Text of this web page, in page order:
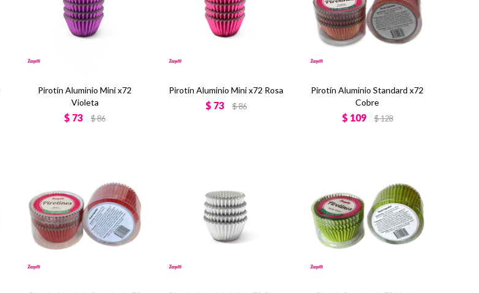
Pirotín Aluminio Mini x72
Violeta
$ 73 $86
Pirotín Aluminio Mini x72 Rosa
$ 73 $86
Pirotín Aluminio Standard x72
Cobre
$ 109 $128